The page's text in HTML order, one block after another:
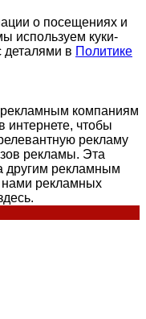
о посещениях и
используем куки-
в Политике
компаниям
чтобы
рекламу
рекламы. Эта
другим рекламным
рекламных